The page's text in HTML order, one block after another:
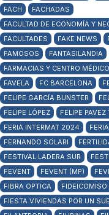
FACH
FACHADAS
FACULTAD DE ECONOMÍA Y
FACULTADES
FAKE NEWS
FAMOSOS
FANTASILANDIA
FARMACIAS Y CENTRO
FAVELA
FC BARCELONA
FELIPE GARCÍA BUNSTER
FELIPE LÓPEZ
FELIPE
FERIA INTERMAT 2024
FERNANDO SOLARI
FESTIVAL LADERA SUR
FEVENT
FEVENT (MP)
FIBRA OPTICA
FIESTA VIVIENDAS POR UN